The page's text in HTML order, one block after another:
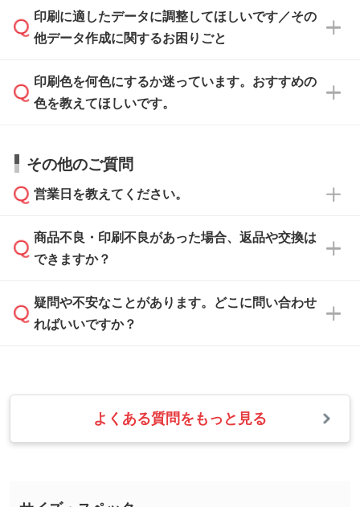
ご入稿後は経験豊富なスタッフがデータに不備
がないかチェックし、お客様と確認してから印
刷に進みますので、ご安心ください。
入稿用のテンプレートはPDF形式ですが、
IllustratorやPhotoshopで開いてご利用いただけ
方」をご確認ください。
印刷に適したデータ・解像度かどうか、担当ス
タッフが事前に確認いたします。
ムへ添付いただくか、担当スタッフ宛にメール
でお送りください。
い合わせください。
なお、印刷用データの作り方に関する詳細は、
印刷に適したデータに調整してほしいです／その
他データ作成に関するお困りごと
データ作成でお困りの際には、担当スタッフが
サポートいたしますのでお気軽にご相談くださ
から添付してお送りください。
しい
解像度の低い画像や、手書きのイラスト、写真
などを、印刷に適したベクターデータに変換し
・フルカラーデータを1色に変換してほしい
・1色印刷でグラデーションや濃淡を表現した
い
印刷色を何色にするか迷っています。おすすめの
色を教えてほしいです。
お見積・ご注文・
相談いただきますと、担当スタッフがお客様の
ご希望や商品の本体色を確認し、印刷色をご提
本体色がブラック、ネイビーなど濃色の場合は
白色か淡い色の印刷色をおすすめしておりま
本体色がナチュラルなど淡色の場合、印刷をく
っきりと目立たせたいときは濃い印刷色が、柔
らかい雰囲気にしたいときは淡い印刷色が映え
また、お選びいただいた印刷色が本体色に合わ
ない場合や仕上がりに影響しそうな場合は、ス
その他のご質問
営業日を教えてください。
営業日は平日の10:00～18:00で、土日祝日はお
休みとなります。注文・見積・お問い合わせ
速やかに対応いたします。
商品不良・印刷不良があった場合、返品や交換は
できますか？
お手数をお掛けいたしますが、至急担当スタッ
フまでご連絡ください。商品の状況を確認し、
・お届け時に商品が損傷・故障している場合
・ご注文と異なる商品が届いた場合
・印刷不良があった場合
疑問や不安なことがあります。どこに問い合わせ
ればいいですか？
業日以内に担当スタッフよりメールにてご連絡
いたします。
お急ぎの場合はお電話でのご質問も受け付けて
よくある質問をもっと見る